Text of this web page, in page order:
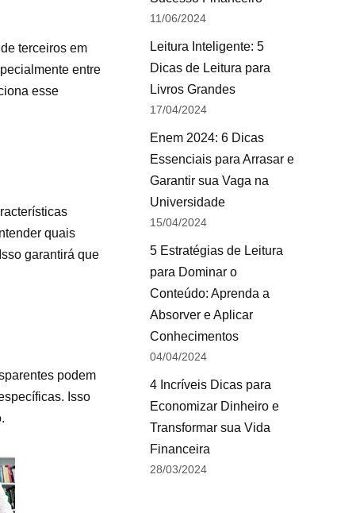
terceiros em
entre
esse
quais
garantirá que
podem
Isso
11/06/2024
Leitura Inteligente: 5
Dicas de Leitura para
Livros Grandes
17/04/2024
Enem 2024: 6 Dicas
Essenciais para Arrasar e
Garantir sua Vaga na
Universidade
15/04/2024
5 Estratégias de Leitura
para Dominar o
Conteúdo: Aprenda a
Absorver e Aplicar
Conhecimentos
04/04/2024
4 Incríveis Dicas para
Economizar Dinheiro e
Transformar sua Vida
Financeira
28/03/2024